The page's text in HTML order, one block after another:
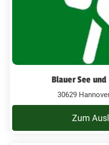
Blauer See
30629
Zum